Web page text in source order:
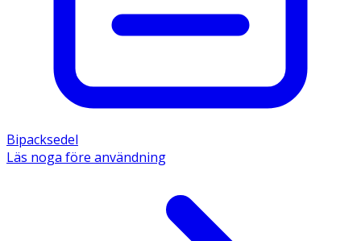
Bipacksedel
Läs noga före användning